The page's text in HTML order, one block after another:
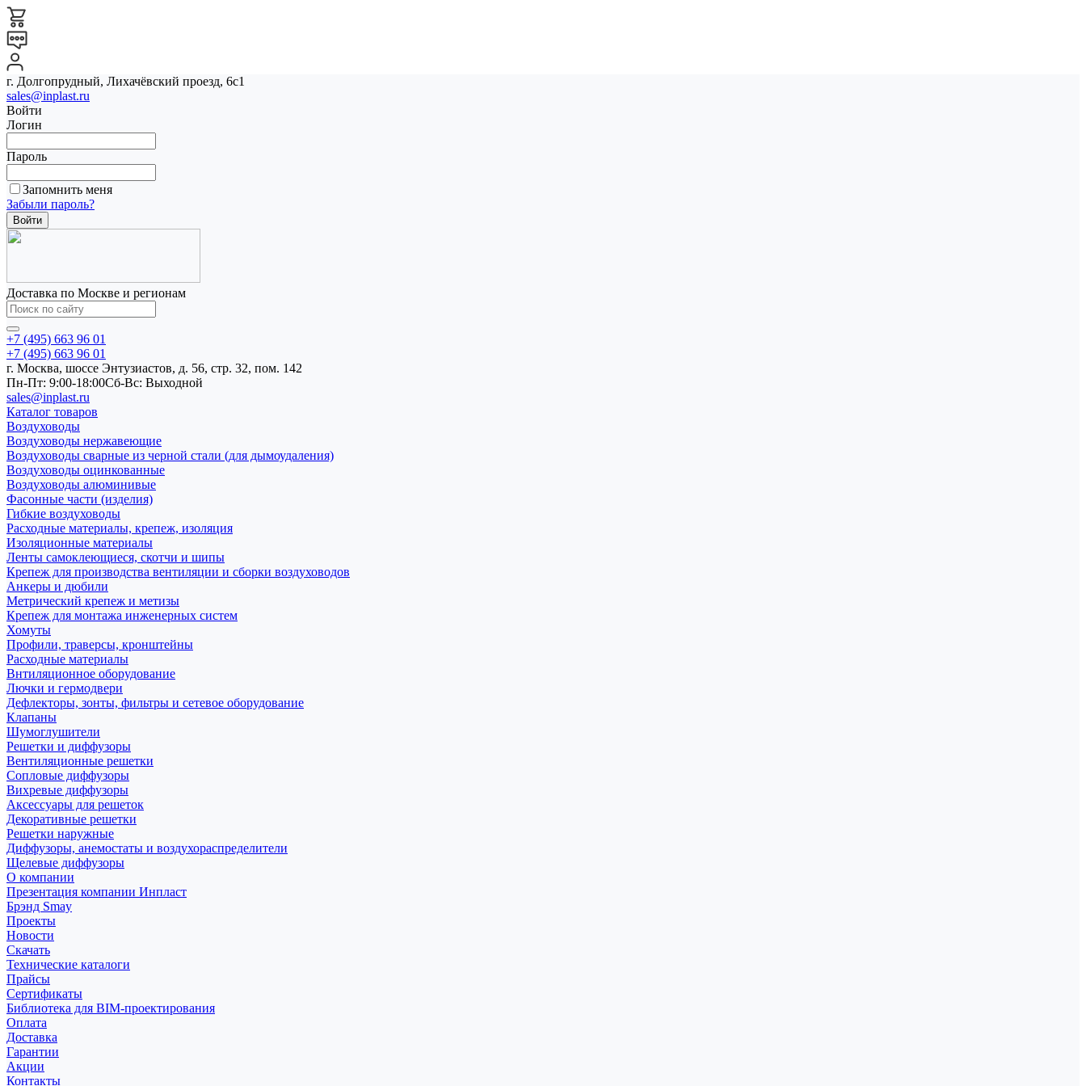
г. Долгопрудный, Лихачёвский проезд, 6с1
sales@inplast.ru
Войти
Логин
Пароль
Запомнить меня
Забыли пароль?
Доставка по Москве и регионам
+7 (495) 663 96 01
+7 (495) 663 96 01
г. Москва, шоссе Энтузиастов, д. 56, стр. 32, пом. 142
Пн-Пт: 9:00-18:00Cб-Вс: Выходной
sales@inplast.ru
Каталог товаров
Воздуховоды
Воздуховоды нержавеющие
Воздуховоды сварные из черной стали (для дымоудаления)
Воздуховоды оцинкованные
Воздуховоды алюминивые
Фасонные части (изделия)
Гибкие воздуховоды
Расходные материалы, крепеж, изоляция
Изоляционные материалы
Ленты самоклеющиеся, скотчи и шипы
Крепеж для производства вентиляции и сборки воздуховодов
Анкеры и дюбили
Метрический крепеж и метизы
Крепеж для монтажа инженерных систем
Хомуты
Профили, траверсы, кронштейны
Расходные материалы
Внтиляционное оборудование
Лючки и гермодвери
Дефлекторы, зонты, фильтры и сетевое оборудование
Клапаны
Шумоглушители
Решетки и диффузоры
Вентиляционные решетки
Сопловые диффузоры
Вихревые диффузоры
Аксессуары для решеток
Декоративные решетки
Решетки наружные
Диффузоры, анемостаты и воздухораспределители
Щелевые диффузоры
О компании
Презентация компании Инпласт
Брэнд Smay
Проекты
Новости
Скачать
Технические каталоги
Прайсы
Сертификаты
Библиотека для BIM-проектирования
Оплата
Доставка
Гарантии
Акции
Контакты